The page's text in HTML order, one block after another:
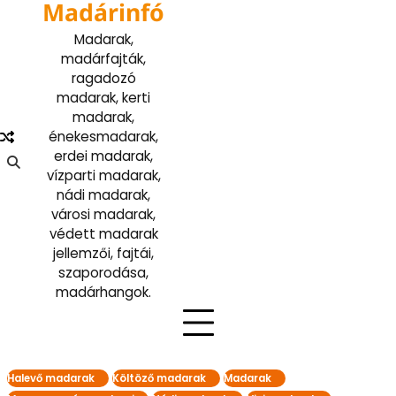
Madárinfó
Madarak,
madárfajták,
ragadozó
madarak, kerti
madarak,
énekesmadarak,
erdei madarak,
vízparti madarak,
nádi madarak,
városi madarak,
védett madarak
jellemzői, fajtái,
szaporodása,
madárhangok.
Halevő madarak Költöző madarak
Madarak